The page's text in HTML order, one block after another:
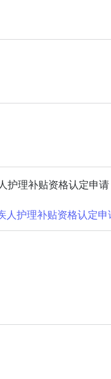
护理补贴资格认定申请
人护理补贴资格认定申